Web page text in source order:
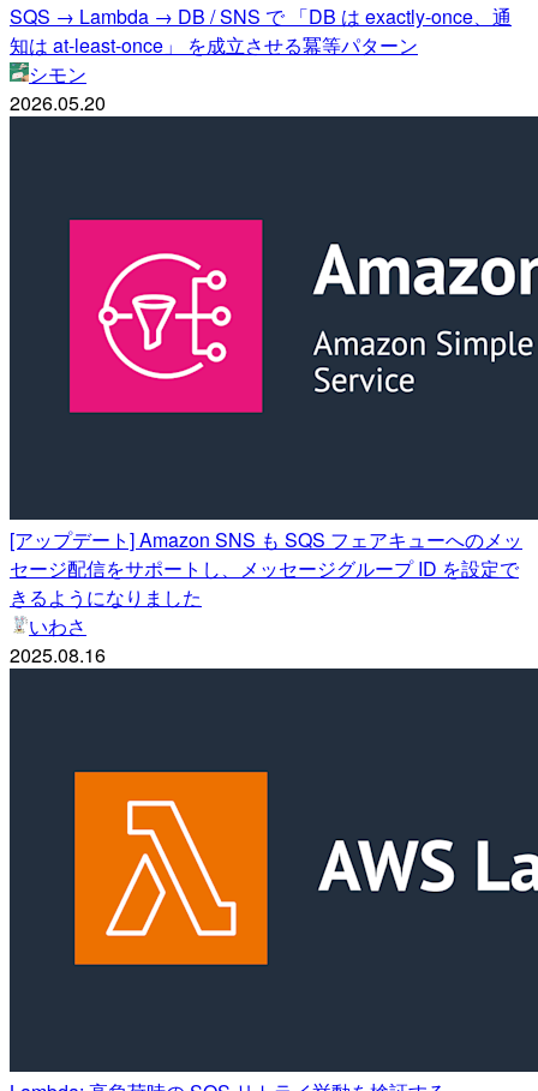
SQS → Lambda → DB / SNS で 「DB は exactly-once、通
知は at-least-once」 を成立させる冪等パターン
シモン
2026.05.20
[アップデート] Amazon SNS も SQS フェアキューへのメッ
セージ配信をサポートし、メッセージグループ ID を設定で
きるようになりました
いわさ
2025.08.16